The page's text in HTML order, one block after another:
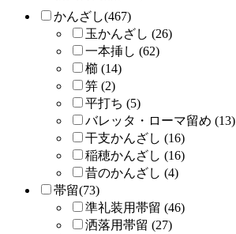
かんざし(467)
玉かんざし (26)
一本挿し (62)
櫛 (14)
笄 (2)
平打ち (5)
バレッタ・ローマ留め (13)
干支かんざし (16)
稲穂かんざし (16)
昔のかんざし (4)
帯留(73)
準礼装用帯留 (46)
洒落用帯留 (27)